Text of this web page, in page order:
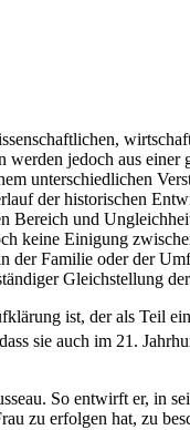
jedoch aus
unterschiedlichen
der historischen
und
keine Einigung
Familie oder der
Gleichstellung
ist, der als Teil
sie auch im 21.
So entwirft er,
zu erfolgen hat, zu